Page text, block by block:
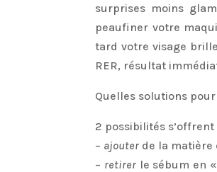
surprises moins
peaufiner votre
tard votre visage
RER, résultat
Quelles solutions
2 possibilités s’offrent
– ajouter de la matière
– retirer le sébum en